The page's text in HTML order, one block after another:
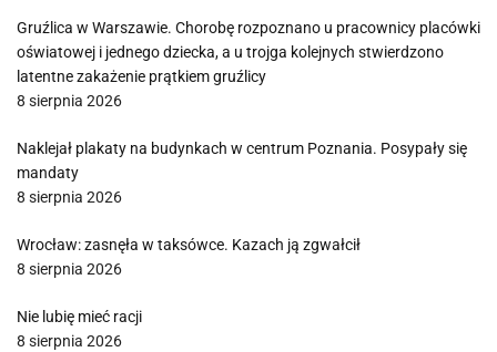
Gruźlica w Warszawie. Chorobę rozpoznano u pracownicy placówki
oświatowej i jednego dziecka, a u trojga kolejnych stwierdzono
latentne zakażenie prątkiem gruźlicy
8 sierpnia 2026
Naklejał plakaty na budynkach w centrum Poznania. Posypały się
mandaty
8 sierpnia 2026
Wrocław: zasnęła w taksówce. Kazach ją zgwałcił
8 sierpnia 2026
Nie lubię mieć racji
8 sierpnia 2026